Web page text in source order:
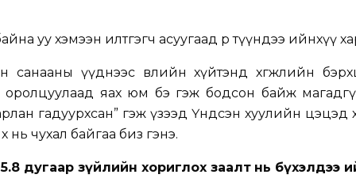
уу хэмээн илтгэгч асуугаад өөрөө түүндээ ийнхүү
санааны үүднээс өвлийн хүйтэнд хөгжлийн
оролцуулаад яах юм бэ гэж бодсон байж
гадуурхсан” гэж үзээд Үндсэн хуулийн цэцэд
нь чухал байгаа биз гэнэ.
дугаар зүйлийн хориглох заалт нь бүхэлдээ